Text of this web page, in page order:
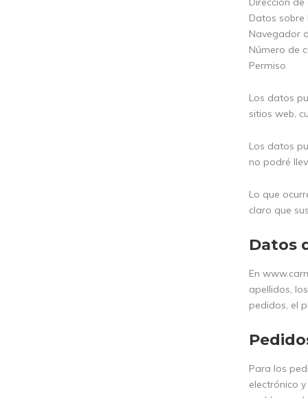
Datos sobre
Navegador
Número de
Permiso
Los datos
sitios web,
Los datos
no podré
Lo que
claro que
Datos
En
apellidos,
pedidos, el
Para los
electrónico